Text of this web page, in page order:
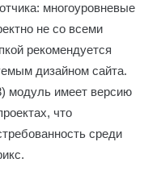
многоуровневые
не со всеми
рекомендуется
дизайном сайта.
модуль имеет версию
что
среди